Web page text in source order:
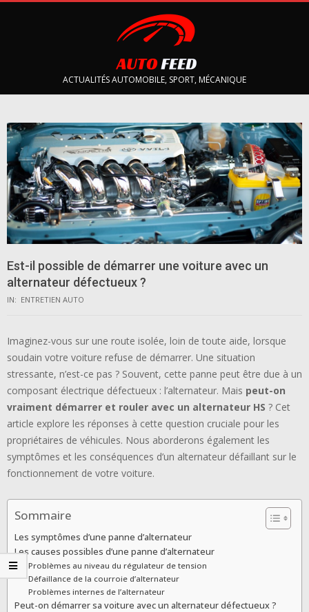
AUTOFEED
ACTUALITÉS AUTOMOBILE, SPORT, MÉCANIQUE
Menu
Est-il possible de démarrer une voiture avec un
alternateur défectueux ?
IN: ENTRETIEN AUTO
Imaginez-vous sur une route isolée, loin de toute aide, lorsque
soudain votre voiture refuse de démarrer. Une situation
stressante, n’est-ce pas ? Souvent, cette panne peut être due à un
composant électrique défectueux : l’alternateur. Mais peut-on
vraiment démarrer et rouler avec un alternateur HS ? Cet
article explore les réponses à cette question cruciale pour les
propriétaires de véhicules. Nous aborderons également les
symptômes et les conséquences d’un alternateur défaillant sur le
fonctionnement de votre voiture.
Sommaire
Les symptômes d’une panne d’alternateur
Les causes possibles d’une panne d’alternateur
Problèmes au niveau du régulateur de tension
Défaillance de la courroie d’alternateur
Problèmes internes de l’alternateur
Peut-on démarrer sa voiture avec un alternateur défectueux ?